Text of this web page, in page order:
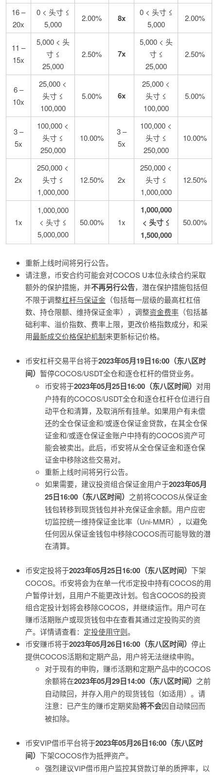
16 –
20x
0 < 头寸 ≤
5,000
2.00% 8x
0 < 头寸 ≤
5,000
2.00%
11 –
15x
5,000 < 头
寸 ≤
25,000
2.50% 7x
5,000 < 头
寸 ≤
25,000
2.50%
6 –
10x
25,000 <
头寸 ≤
100,000
5.00% 6x
25,000 <
头寸 ≤
100,000
5.00%
3 –
5x
100,000 <
头寸 ≤
250,000
10.00%
3 –
5x
100,000 <
头寸 ≤
250,000
10.00%
2x
250,000 <
头寸 ≤
1,000,000
12.50% 2x
250,000 <
头寸 ≤
1,000,000
12.50%
1x
1,000,000
< 头寸 ≤
5,000,000
50.00% 1x
1,000,000
< 头寸 ≤
1,500,000
50.00%
重新上线时间将另行公告。
请注意，币安合约可能会对COCOS U本位永续合约采取
额外的保护措施，并不再另行公告，潜在保护措施包括但
不限于调整杠杆与保证金 （包括每一层级的最高杠杠倍
数、持仓限额、维持保证金率），调整资金费率 （包括基
础利率、溢价指数、费率上限，更改价格指数成分，和采
用最新成交价格保护机制来更新标记价格。
币安杠杆交易平台将于2023年05月19日16:00（东八区时
间） 暂停COCOS/USDT全仓和逐仓杠杆的借贷业务。
币安将于2023年05月25日16:00（东八区时间） 对用
户持有的COCOS/USDT全仓和逐仓杠杆仓位进行自
动平仓和清算，及取消所有挂单。如果用户有未偿
还的全仓保证金和/或逐仓保证金贷款，在其全仓保
证金和/或逐仓保证金账户中持有的COCOS资产可
能会被卖出。此后，币安将从全仓保证金和逐仓保
证金中移除这些交易对。
重新上线时间将另行公告。
如果需要，建议投资组合保证金用户于2023年05月
25日16:00（东八区时间） 之前将COCOS从保证金
钱包转移到现货钱包并补充保证金余额。用户应密
切监控统一维持保证金比率（Uni-MMR），以避免
任何因从保证金钱包中移除COCOS而可能导致的潜
在清算。
币安定投将于2023年05月25日16:00（东八区时间） 下架
COCOS。币安将会为在单一代币定投中持有COCOS的用
户暂停计划，且用户不能更改计划。包含COCOS的投资
组合定投计划将会移除COCOS，并继续运作。用户可在
赚币活期账户或现货钱包中在查看其通过定投购买的资
产。详情请查看： 定投使用守则。
币安赚币将于2023年05月26日16:00（东八区时间） 停止
提供COCOS活期和定期产品，用户将无法继续申购。
对于现有的申购，赚币活期和定期产品中的COCOS
余额将在2023年05月29日14:00（东八区时间） 之前
自动赎回，并存入用户的现货钱包（如适用）。请
注意：已产生的赚币定期奖励将不会因自动赎回而
被扣除。
币安VIP借币平台将于2023年05月26日16:00（东八区时
间） 下架COCOS作为抵押资产。
强烈建议VIP借币用户监控其贷款订单的质押率，以